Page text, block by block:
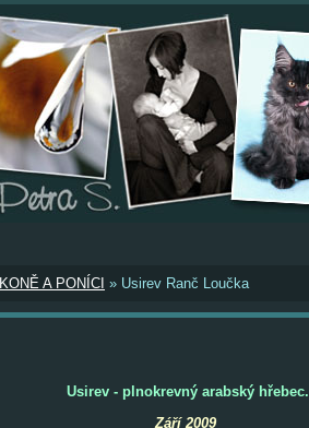
KONĚ A PONÍCI » Usirev Ranč Loučka
Usirev - plnokrevný arabský hřebec.
Září 2009